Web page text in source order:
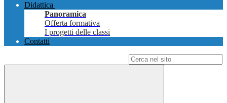
Didattica
Panoramica
Offerta formativa
I progetti delle classi
Contatti